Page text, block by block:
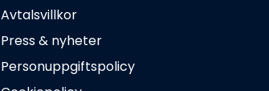
Avtalsvillkor
Press & nyheter
Personuppgiftspolicy